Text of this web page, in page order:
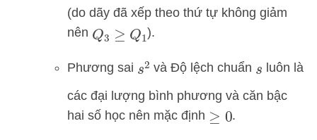
(do dãy đã xếp theo thứ tự không giảm
nên Q3 ≥Q1 ).
Phương sai s2 và Độ lệch chuẩn s luôn là
các đại lượng bình phương và căn bậc
hai số học nên mặc định ≥0 .